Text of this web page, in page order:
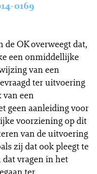
0169
de OK overweegt dat,
een onmiddellijke
van een
ter uitvoering
van een
geen aanleiding voor
voorziening op dit
van de uitvoering
zij dat ook pleegt te
vragen in het
ter